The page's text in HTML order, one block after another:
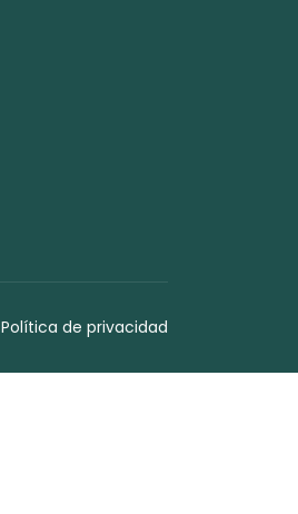
Política de privacidad